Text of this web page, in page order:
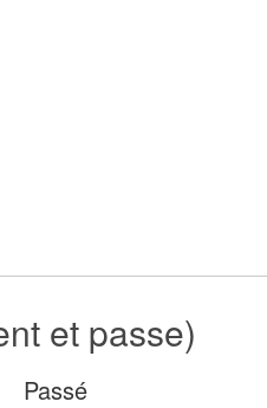
et passe)
Passé